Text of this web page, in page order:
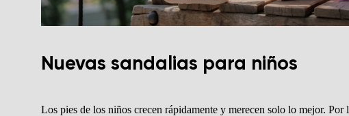
Nuevas sandalias para niños
Los pies de los niños crecen rápidamente y merecen solo lo mejor. Por